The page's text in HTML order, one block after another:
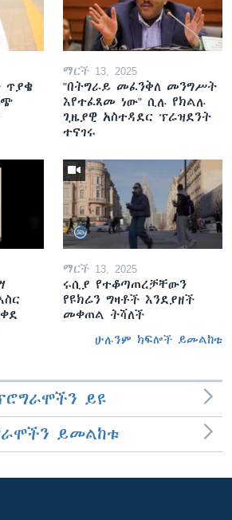
ጥያቄ
ማርች 13, 2025
"በትግራይ መፈንቅለ መንግሥት
እየተፈጸመ ነው" ሲሉ የክልሉ
ጊዜያዊ አስተዳደር ፕሬዝደንት
ተናገሩ
ማርች 13, 2025
ሩሲያ የተቆጣጠረቻቸውን
የዩክሬን ግዛቶች እንደያዘች
መቀጠል ትሻለች
ሁሉንም ክፍሎች ይመልከቱ
ይዩ
ይመልከቱ